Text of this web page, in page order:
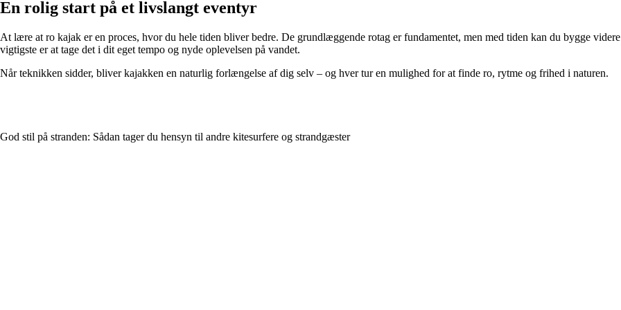
En rolig start på et livslangt eventyr
At lære at ro kajak er en proces, hvor du hele tiden bliver bedre. De grundlæggende rotag er fundamentet, men med tiden kan du bygge
vigtigste er at tage det i dit eget tempo og nyde oplevelsen på vandet.
Når teknikken sidder, bliver kajakken en naturlig forlængelse af dig selv – og hver tur en mulighed for at finde ro, rytme og frihed i naturen.
God stil på stranden: Sådan tager du hensyn til andre kitesurfere og strandgæster